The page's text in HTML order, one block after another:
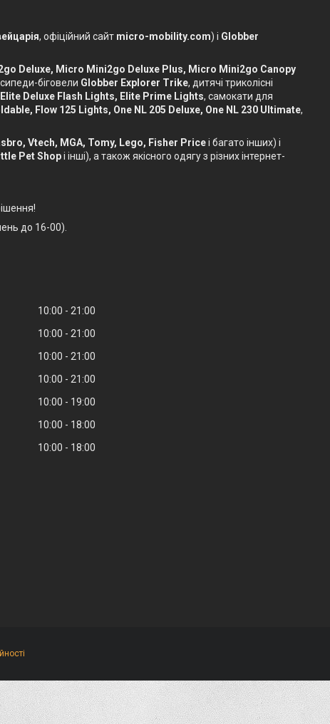
, офіційний сайт micro-mobility.com) і Globber
Deluxe, Micro Mini2go Deluxe Plus, Micro Mini2go Canopy
біговели Globber Explorer Trike, дитячі триколісні
Deluxe Flash Lights, Elite Prime Lights, самокати для
Flow 125 Lights, One NL 205 Deluxe, One NL 230 Ultimate,
Vtech, MGA, Tomy, Lego, Fisher Priceі багато інших) і
Pet Shopі інші), а також якісного одягу з різних інтернет-
до 16-00).
10:00
21:00
10:00
21:00
10:00
21:00
10:00
21:00
10:00
19:00
10:00
18:00
10:00 18:00